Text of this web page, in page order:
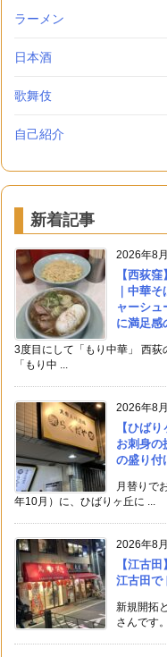
ラーメン
日本酒
歌舞伎
自己紹介
新着記事
2026年8
【西荻
｜中華
ャーシュ
に満足感
3度目にして「もり中華」 西荻
「もり中 ...
2026年8
【ひば
お刺身の
の盛り付
月替りで
年10月）に、ひばりヶ丘に ...
2026年8
【江古
江古田で
新規開拓
さんです